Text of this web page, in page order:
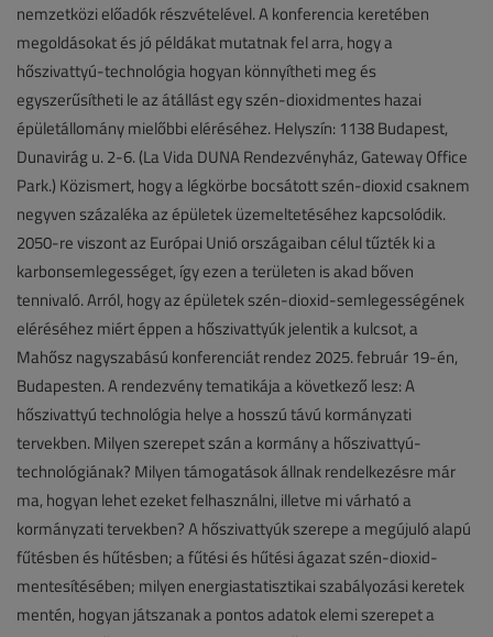
nemzetközi előadók részvételével. A konferencia keretében
megoldásokat és jó példákat mutatnak fel arra, hogy a
hőszivattyú-technológia hogyan könnyítheti meg és
egyszerűsítheti le az átállást egy szén-dioxidmentes hazai
épületállomány mielőbbi eléréséhez. Helyszín: 1138 Budapest,
Dunavirág u. 2-6. (La Vida DUNA Rendezvényház, Gateway Office
Park.) Közismert, hogy a légkörbe bocsátott szén-dioxid csaknem
negyven százaléka az épületek üzemeltetéséhez kapcsolódik.
2050-re viszont az Európai Unió országaiban célul tűzték ki a
karbonsemlegességet, így ezen a területen is akad bőven
tennivaló. Arról, hogy az épületek szén-dioxid-semlegességének
eléréséhez miért éppen a hőszivattyúk jelentik a kulcsot, a
Mahősz nagyszabású konferenciát rendez 2025. február 19-én,
Budapesten. A rendezvény tematikája a következő lesz: A
hőszivattyú technológia helye a hosszú távú kormányzati
tervekben. Milyen szerepet szán a kormány a hőszivattyú-
technológiának? Milyen támogatások állnak rendelkezésre már
ma, hogyan lehet ezeket felhasználni, illetve mi várható a
kormányzati tervekben? A hőszivattyúk szerepe a megújuló alapú
fűtésben és hűtésben; a fűtési és hűtési ágazat szén-dioxid-
mentesítésében; milyen energiastatisztikai szabályozási keretek
mentén, hogyan játszanak a pontos adatok elemi szerepet a